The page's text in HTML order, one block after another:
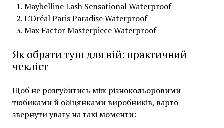
Maybelline Lash Sensational Waterproof
L’Oréal Paris Paradise Waterproof
Max Factor Masterpiece Waterproof
Як обрати туш для вій: практичний
чекліст
Щоб не розгубитись між різнокольоровими
тюбиками й обіцянками виробників, варто
звернути увагу на такі моменти: